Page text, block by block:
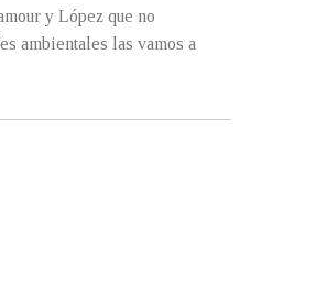
y López que no
ambientales las vamos a